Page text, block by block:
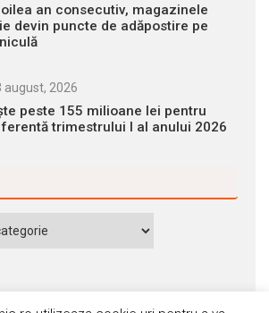
an consecutiv, magazinele
devin puncte de adăpostire pe
august, 2026
peste 155 milioane lei pentru
trimestrului I al anului 2026